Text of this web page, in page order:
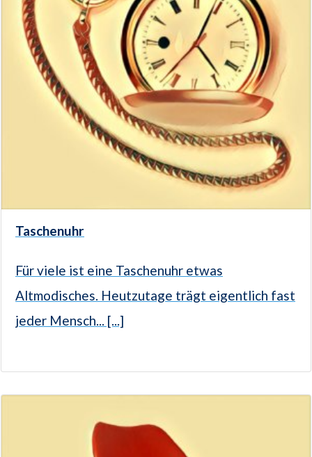
Taschenuhr
Für viele ist eine Taschenuhr etwas
Altmodisches. Heutzutage trägt eigentlich fast
jeder Mensch... [...]